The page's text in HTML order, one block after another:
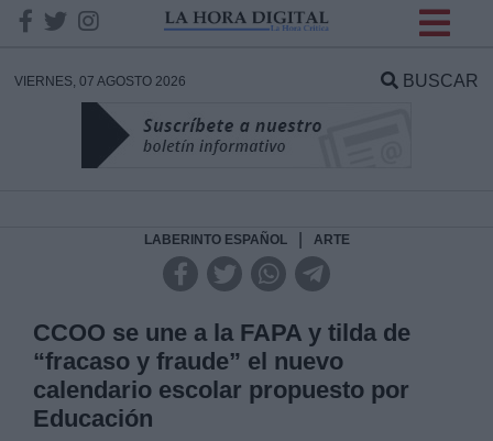
VIERNES, 07 AGOSTO 2026 BUSCAR
LABERINTO ESPAÑOL ARTE
CCOO se une a la FAPA y tilda de
“fracaso y fraude” el nuevo
calendario escolar propuesto por
Educación
DATOS
Responsable:
Legitimación: